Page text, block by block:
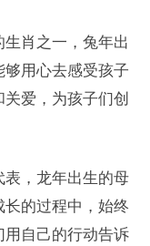
肖之一，兔年出
用心去感受孩子
爱，为孩子们创
表，龙年出生的母
的过程中，始终
自己的行动告诉